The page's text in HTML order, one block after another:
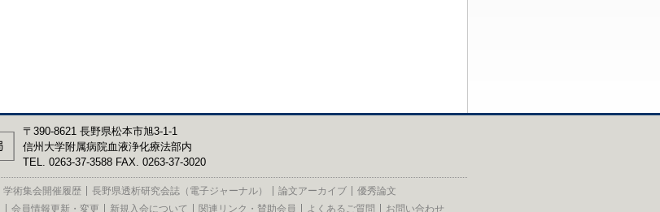
〒390-8621 長野県松本市旭3-1-1
信州大学附属病院血液浄化療法部内
TEL. 0263-37-3588 FAX. 0263-37-3020
学術集会開催履歴 長野県透析研究会誌（電子ジャーナル） 論文アーカイブ
優秀論文
会員情報更新・変更 新規入会について 関連リンク・賛助会員 よくあるご質問 お問い合わせ